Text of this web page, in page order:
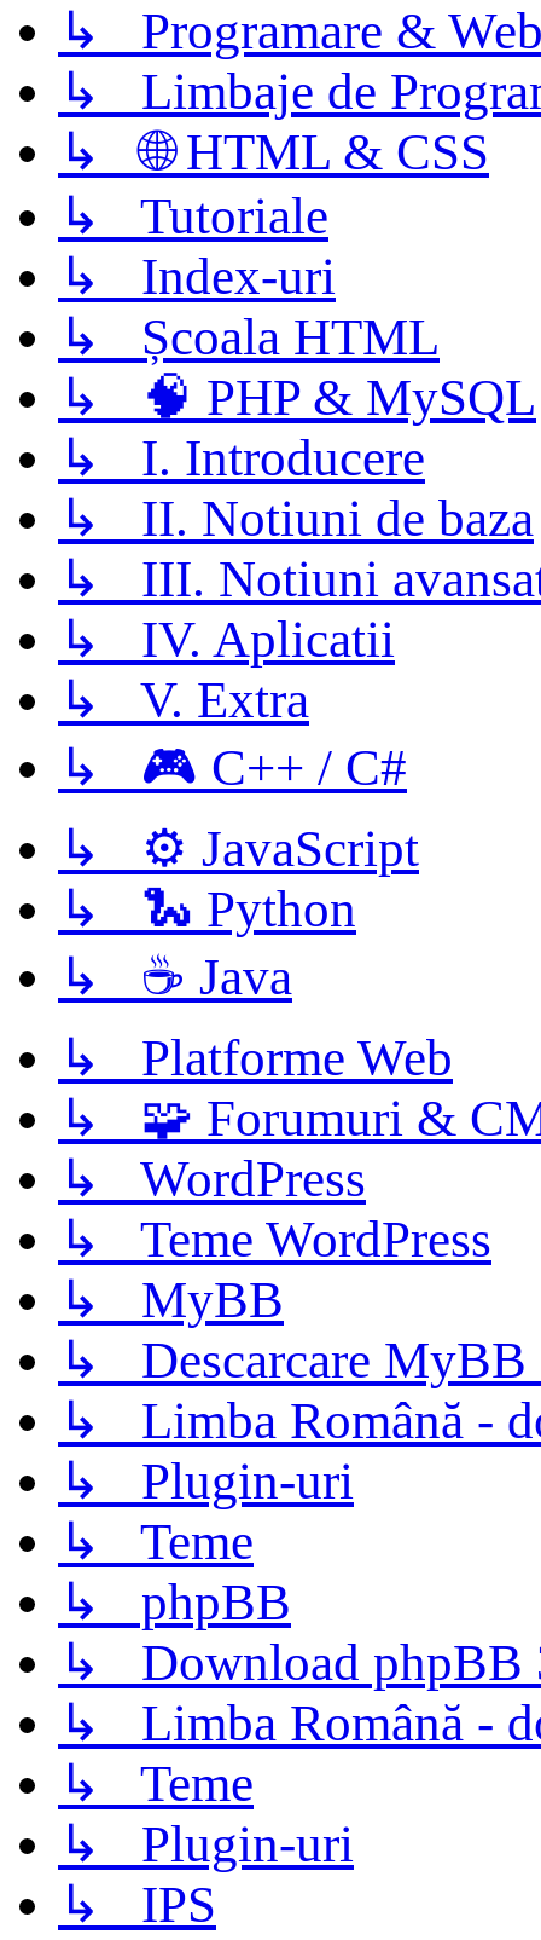
↳ Programare &
↳ Limbaje de
↳ 🌐 HTML & CSS
↳ Tutoriale
↳ Index-uri
↳ Școala HTML
↳ 🧠 PHP & MySQL
↳ I. Introducere
↳ II. Notiuni de baza
↳ III. Notiuni
↳ IV. Aplicatii
↳ V. Extra
↳ 🎮 C++ / C#
↳ ⚙️ JavaScript
↳ 🐍 Python
↳ ☕ Java
↳ Platforme Web
↳ 🧩 Forumuri &
↳ WordPress
↳ Teme WordPress
↳ MyBB
↳ Descarcare MyBB
↳ Limba Română -
↳ Plugin-uri
↳ Teme
↳ phpBB
↳ Download phpBB
↳ Limba Română -
↳ Teme
↳ Plugin-uri
↳ IPS